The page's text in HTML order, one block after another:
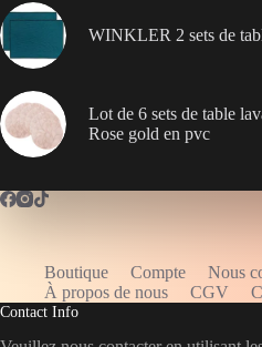
WINKLER 2 sets de
Lot de 6 sets de table
Rose gold en pvc
Boutique Compte
Nous
À propos de nous
CGV
Contact Info
WELCOME5